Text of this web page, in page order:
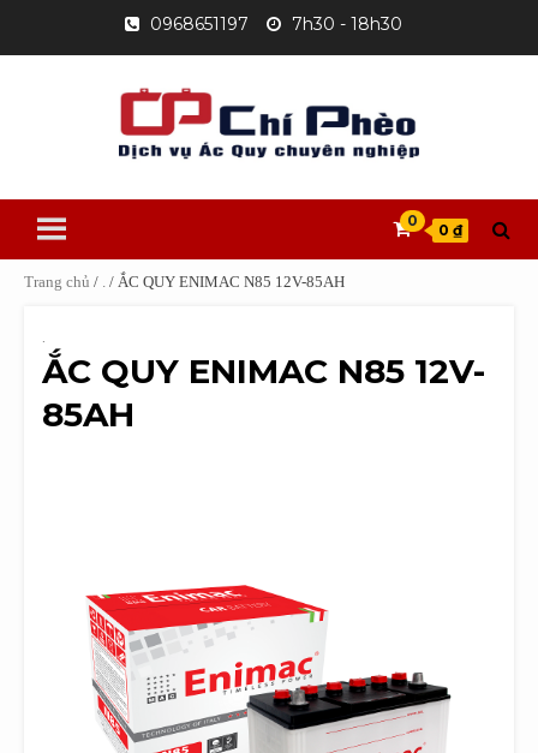
content
0968651197 7h30 - 18h30
0
0 ₫
Trang chủ / / ẮC QUY ENIMAC N85 12V-85AH
ẮC QUY ENIMAC N85 12V-
85AH